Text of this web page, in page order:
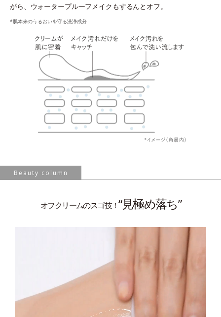
がら、ウォータープルーフメイクもするんとオフ。
*肌本来のうるおいを守る洗浄成分
Beauty column
オフクリームのスゴ技！“見極め落ち”